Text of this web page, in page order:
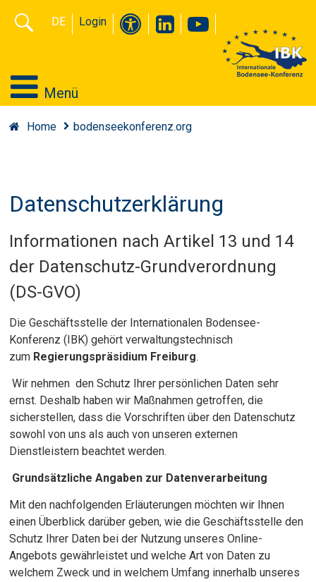
DE Login
Menü
Home bodenseekonferenz.org
Datenschutzerklärung
Informationen nach Artikel 13 und 14
der Datenschutz-Grundverordnung
(DS-GVO)
Die Geschäftsstelle der Internationalen Bodensee-
Konferenz (IBK) gehört verwaltungstechnisch
zum Regierungspräsidium Freiburg.
Wir nehmen den Schutz Ihrer persönlichen Daten sehr
ernst. Deshalb haben wir Maßnahmen getroffen, die
sicherstellen, dass die Vorschriften über den Datenschutz
sowohl von uns als auch von unseren externen
Dienstleistern beachtet werden.
Grundsätzliche Angaben zur Datenverarbeitung
Mit den nachfolgenden Erläuterungen möchten wir Ihnen
einen Überblick darüber geben, wie die Geschäftsstelle den
Schutz Ihrer Daten bei der Nutzung unseres Online-
Angebots gewährleistet und welche Art von Daten zu
welchem Zweck und in welchem Umfang innerhalb unseres